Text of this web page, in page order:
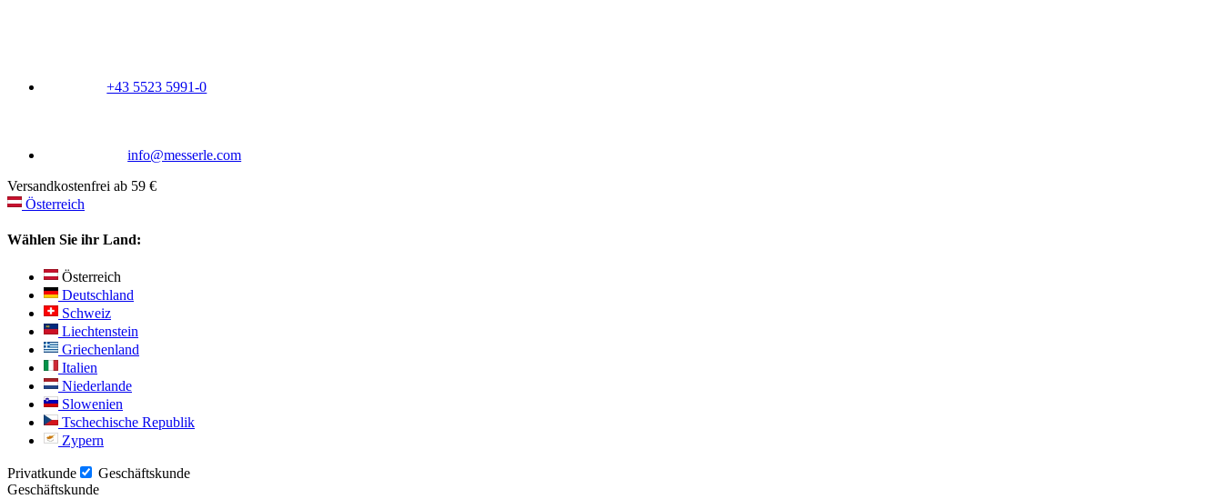
+43 5523 5991-0
info@messerle.com
Versandkostenfrei ab 59 €
Österreich
Wählen Sie ihr Land:
Österreich
Deutschland
Schweiz
Liechtenstein
Griechenland
Italien
Niederlande
Slowenien
Tschechische Republik
Zypern
Privatkunde
Geschäftskunde
Geschäftskunde